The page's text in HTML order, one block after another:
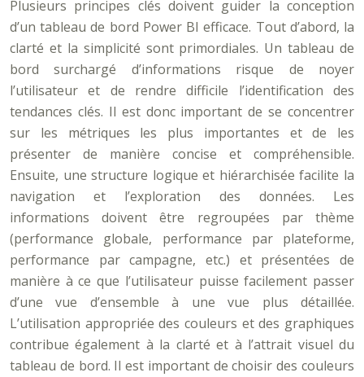
Plusieurs principes clés doivent guider la conception
d’un tableau de bord Power BI efficace. Tout d’abord, la
clarté et la simplicité sont primordiales. Un tableau de
bord surchargé d’informations risque de noyer
l’utilisateur et de rendre difficile l’identification des
tendances clés. Il est donc important de se concentrer
sur les métriques les plus importantes et de les
présenter de manière concise et compréhensible.
Ensuite, une structure logique et hiérarchisée facilite la
navigation et l’exploration des données. Les
informations doivent être regroupées par thème
(performance globale, performance par plateforme,
performance par campagne, etc.) et présentées de
manière à ce que l’utilisateur puisse facilement passer
d’une vue d’ensemble à une vue plus détaillée.
L’utilisation appropriée des couleurs et des graphiques
contribue également à la clarté et à l’attrait visuel du
tableau de bord. Il est important de choisir des couleurs